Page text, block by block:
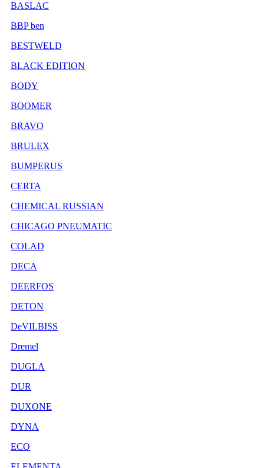
BASLAC
BBP ben
BESTWELD
BLACK EDITION
BODY
BOOMER
BRAVO
BRULEX
BUMPERUS
CERTA
CHEMICAL RUSSIAN
CHICAGO PNEUMATIC
COLAD
DECA
DEERFOS
DETON
DeVILBISS
Dremel
DUGLA
DUR
DUXONE
DYNA
ECO